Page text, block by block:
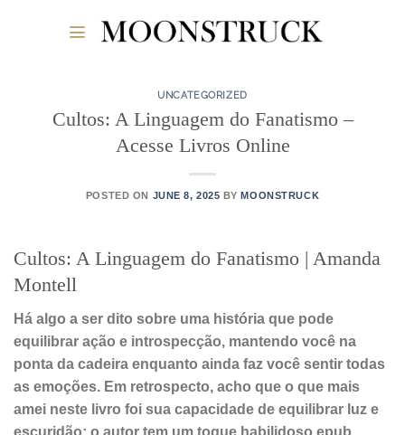
UNCATEGORIZED
Cultos: A Linguagem do Fanatismo –
Acesse Livros Online
POSTED ON JUNE 8, 2025 BYMOONSTRUCK
Cultos: A Linguagem do Fanatismo | Amanda
Montell
Há algo a ser dito sobre uma história que pode
equilibrar ação e introspecção, mantendo você na
ponta da cadeira enquanto ainda faz você sentir todas
as emoções. Em retrospecto, acho que o que mais
amei neste livro foi sua capacidade de equilibrar luz e
escuridão; o autor tem um toque habilidoso epub